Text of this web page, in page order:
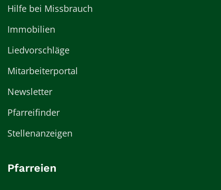
Hilfe bei Missbrauch
Immobilien
Liedvorschläge
Mitarbeiterportal
Newsletter
Pfarreifinder
Stellenanzeigen
Pfarreien